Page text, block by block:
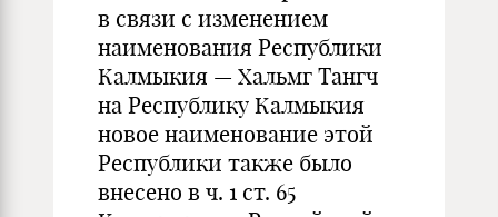
в связи с изменением
наименования Республики
Калмыкия — Хальмг Тангч
на Республику Калмыкия
новое наименование этой
Республики также было
внесено в ч. 1 ст. 65